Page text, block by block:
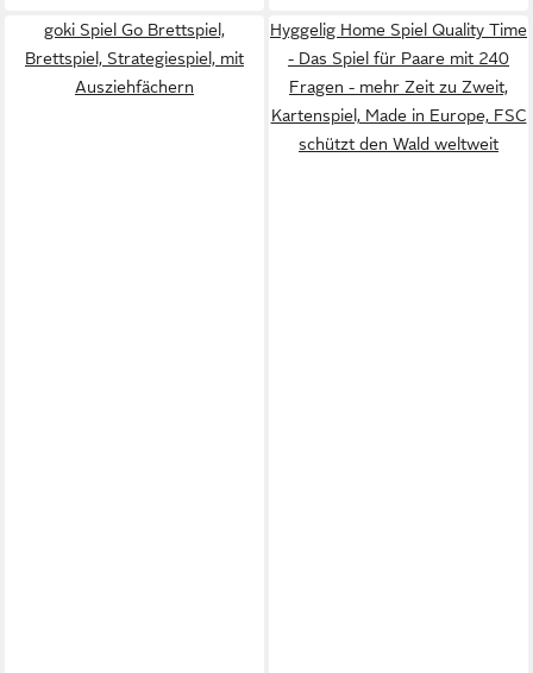
goki Spiel Go Brettspiel,
Brettspiel, Strategiespiel, mit
Ausziehfächern
Hyggelig Home Spiel Quality Time
- Das Spiel für Paare mit 240
Fragen - mehr Zeit zu Zweit,
Kartenspiel, Made in Europe, FSC
schützt den Wald weltweit